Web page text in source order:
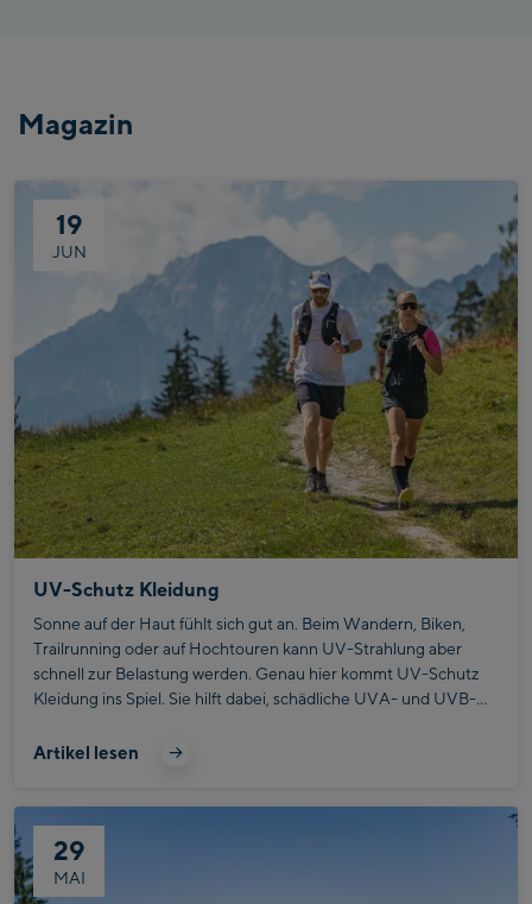
Magazin
19
JUN
UV-Schutz Kleidung
Sonne auf der Haut fühlt sich gut an. Beim Wandern, Biken,
Trailrunning oder auf Hochtouren kann UV-Strahlung aber
schnell zur Belastung werden. Genau hier kommt UV-Schutz
Kleidung ins Spiel. Sie hilft dabei, schädliche UVA- und UVB-
in den Bergen ist das wichtig, denn mit zunehmender Höhe
nicht nur von oben, sondern auch von unten auf den Körper
trifft.
Artikel lesen
29
MAI